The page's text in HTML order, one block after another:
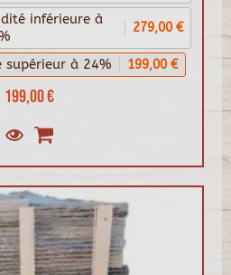
199,00 €
inférieure à
279,00 €
à 24% 199,00 €